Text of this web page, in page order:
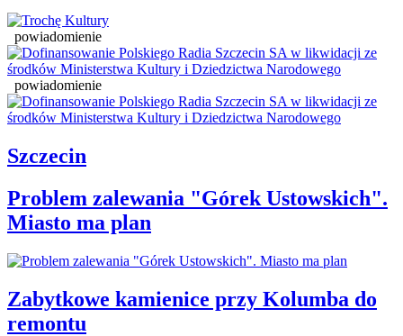
powiadomienie
powiadomienie
Szczecin
Problem zalewania "Górek Ustowskich".
Miasto ma plan
Zabytkowe kamienice przy Kolumba do
remontu